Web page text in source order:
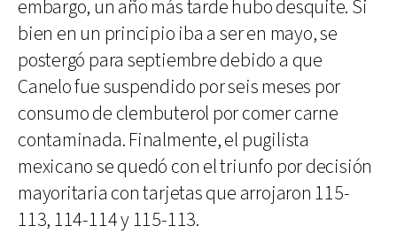
embargo, un año más tarde hubo desquite. Si
bien en un principio iba a ser en mayo, se
postergó para septiembre debido a que
Canelo fue suspendido por seis meses por
consumo de clembuterol por comer carne
contaminada. Finalmente, el pugilista
mexicano se quedó con el triunfo por decisión
mayoritaria con tarjetas que arrojaron 115-
113, 114-114 y 115-113.